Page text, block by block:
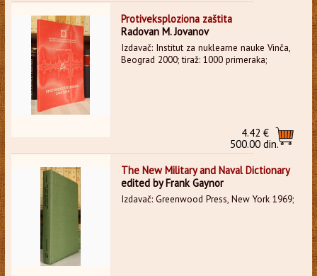
Protiveksploziona zaštita
Radovan M. Jovanov
Izdavač: Institut za nuklearne nauke Vinča,
Beograd 2000; tiraž: 1000 primeraka;
4.42 €
500.00 din.
The New Military and Naval Dictionary
edited by Frank Gaynor
Izdavač: Greenwood Press, New York 1969;